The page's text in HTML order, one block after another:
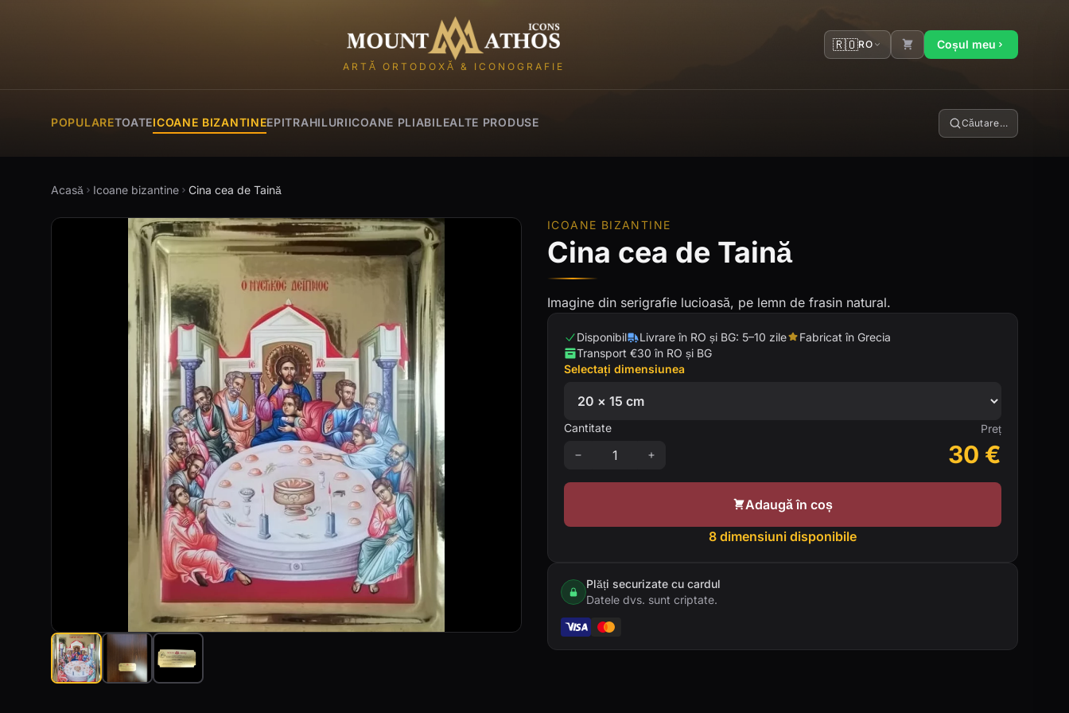
Mount Athos Icons
ARTĂ ORTODOXĂ & ICONOGRAFIE
🇷🇴RO Coșul meu
POPULARETOATEICOANE BIZANTINEEPITRAHILURIICOANE PLIABILEALTE PRODUSE Căutare…
Acasă Icoane bizantine Cina cea de Taină
ICOANE BIZANTINE
Cina cea de Taină
Imagine din serigrafie lucioasă, pe lemn de frasin natural.
Disponibil Livrare în RO și BG: 5–10 zile
Fabricat în Grecia
Transport €30 în RO și BG
Selectați dimensiunea
Cantitate Preț
30 €
Adaugă în coș
8 dimensiuni disponibile
Plăți securizate cu cardul
Datele dvs. sunt criptate.